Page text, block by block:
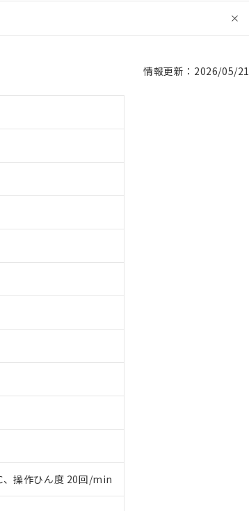
情報更新：2026/05/21
操作ひん度 20回/min